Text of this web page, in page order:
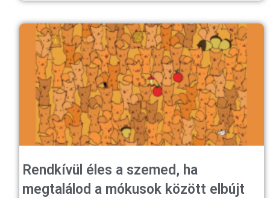
Rendkívül éles a szemed, ha
megtalálod a mókusok között elbújt